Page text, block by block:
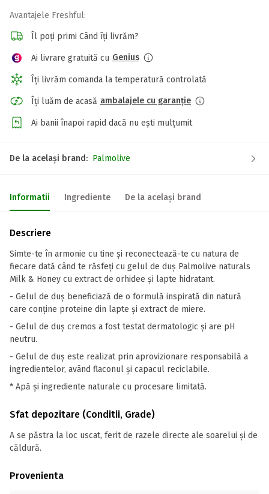
Avantajele Freshful:
Îl poți primi Când îți livrăm?
Ai livrare gratuită cu Genius
Îți livrăm comanda la temperatură controlată
Îți luăm de acasă ambalajele cu garanție
Ai banii înapoi rapid dacă nu ești mulțumit
De la același brand: Palmolive
Informatii Ingrediente De la același brand
Descriere
Simte-te în armonie cu tine și reconectează-te cu natura de
fiecare dată când te răsfeți cu gelul de duș Palmolive naturals
Milk & Honey cu extract de orhidee și lapte hidratant.
- Gelul de duș beneficiază de o formulă inspirată din natură
care conține proteine din lapte și extract de miere.
- Gelul de duș cremos a fost testat dermatologic și are pH
neutru.
- Gelul de duș este realizat prin aprovizionare responsabilă a
ingredientelor, având flaconul și capacul reciclabile.
* Apă și ingrediente naturale cu procesare limitată.
Sfat depozitare (Conditii, Grade)
A se păstra la loc uscat, ferit de razele directe ale soarelui și de
căldură.
Provenienta